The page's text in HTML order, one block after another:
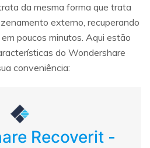
da mesma forma que trata
externo, recuperando
poucos minutos. Aqui estão
do Wondershare
conveniência:
Recoverit -